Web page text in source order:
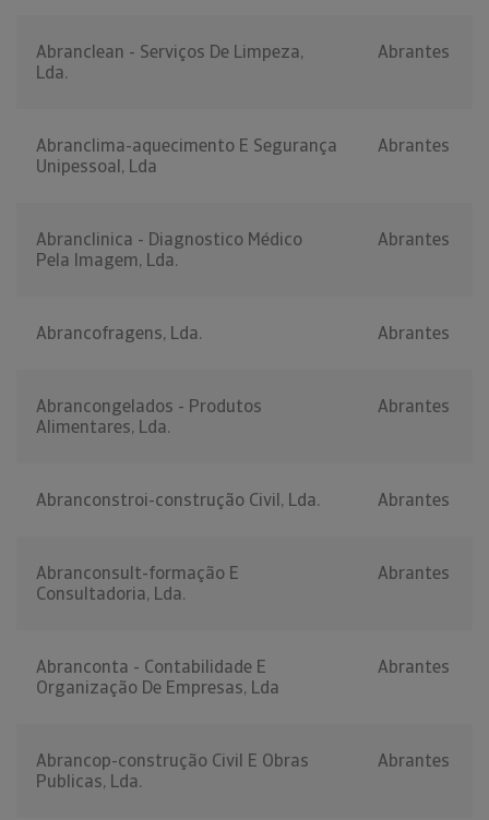
Abranclean - Serviços De Limpeza,
Lda.
Abrantes
Abranclima-aquecimento E Segurança
Unipessoal, Lda
Abrantes
Abranclinica - Diagnostico Médico
Pela Imagem, Lda.
Abrantes
Abrancofragens, Lda. Abrantes
Abrancongelados - Produtos
Alimentares, Lda.
Abrantes
Abranconstroi-construção Civil, Lda. Abrantes
Abranconsult-formação E
Consultadoria, Lda.
Abrantes
Abranconta - Contabilidade E
Organização De Empresas, Lda
Abrantes
Abrancop-construção Civil E Obras
Publicas, Lda.
Abrantes